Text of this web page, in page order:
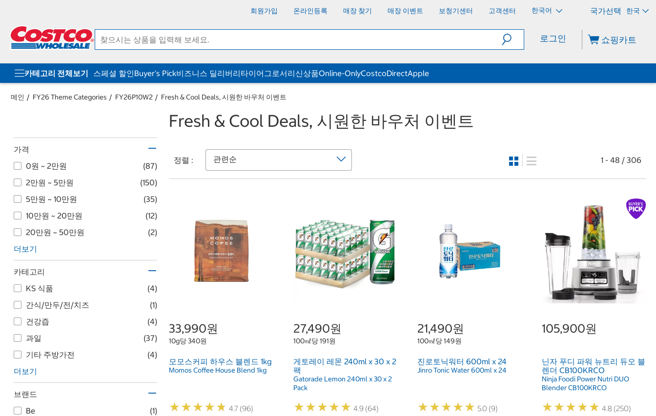
회원가입 온라인등록 매장 찾기 매장 이벤트 보청기센터 고객센터 한국어 한국
로그인 쇼핑카트
카테고리 전체보기 스페셜 할인Buyer's Pick비즈니스 딜리버리타이어그로서리신상품Online-OnlyCostcoDirectApple
메인 FY26 Theme Categories FY26P10W2 Fresh & Cool Deals, 시원한 바우처 이벤트
가격
0원 ~ 2만원
(87)
2만원 ~ 5만원
(150)
5만원 ~ 10만원
(35)
10만원 ~ 20만원
(12)
20만원 ~ 50만원
(2)
더보기
카테고리
KS 식품
(4)
간식/만두/전/치즈
(1)
건강즙
(4)
과일
(37)
기타 주방가전
(4)
더보기
브랜드
Be
(1)
Fresh & Cool Deals, 시원한 바우처 이벤트
정렬 : 1 - 48 / 306
33,990원
10g당 340원
모모스커피 하우스 블렌드 1kg
Momos Coffee House Blend 1kg
★★★★★
★★★★★ 4.7 (96)
27,490원
100㎖당 191원
게토레이 레몬 240ml x 30 x 2
팩
Gatorade Lemon 240ml x 30 x 2
Pack
★★★★★
★★★★★ 4.9 (64)
21,490원
100㎖당 149원
진로토닉워터 600ml x 24
Jinro Tonic Water 600ml x 24
★★★★★
★★★★★ 5.0 (9)
105,900원
닌자 푸디 파워 뉴트리 듀오 블
렌더 CB100KRCO
Ninja Foodi Power Nutri DUO
Blender CB100KRCO
★★★★★
★★★★★ 4.8 (250)